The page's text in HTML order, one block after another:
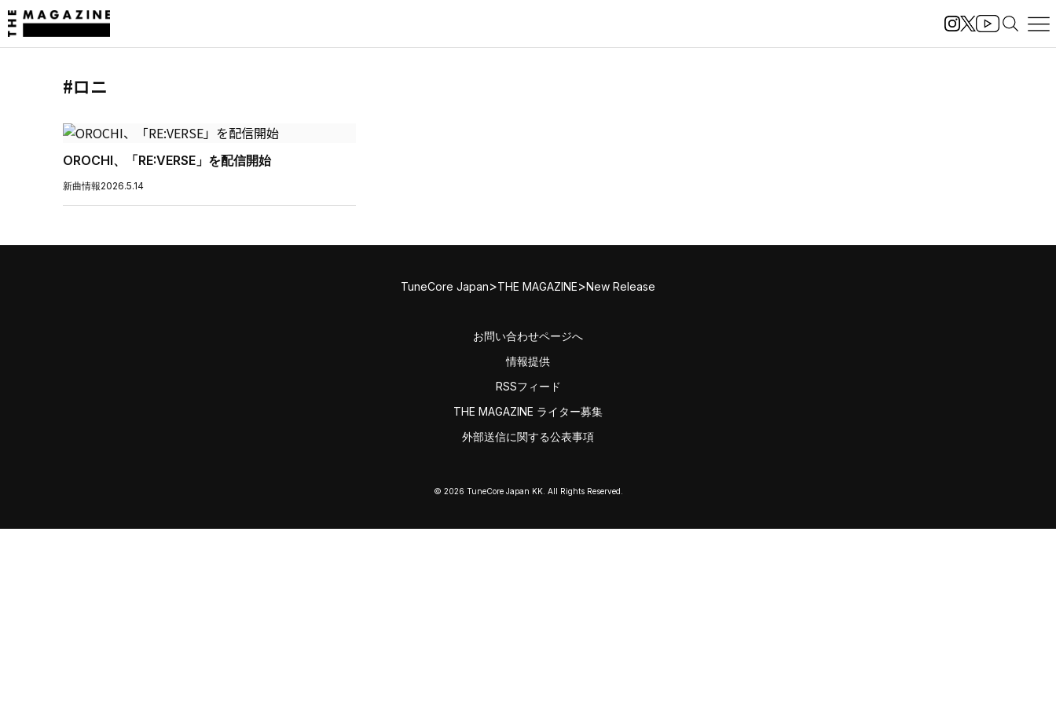
#ロニ
OROCHI、「RE:VERSE」を配信開始
新曲情報2026.5.14
TuneCore Japan>THE MAGAZINE>New Release
お問い合わせページへ
情報提供
RSSフィード
THE MAGAZINE ライター募集
外部送信に関する公表事項
© 2026 TuneCore Japan KK. All Rights Reserved.